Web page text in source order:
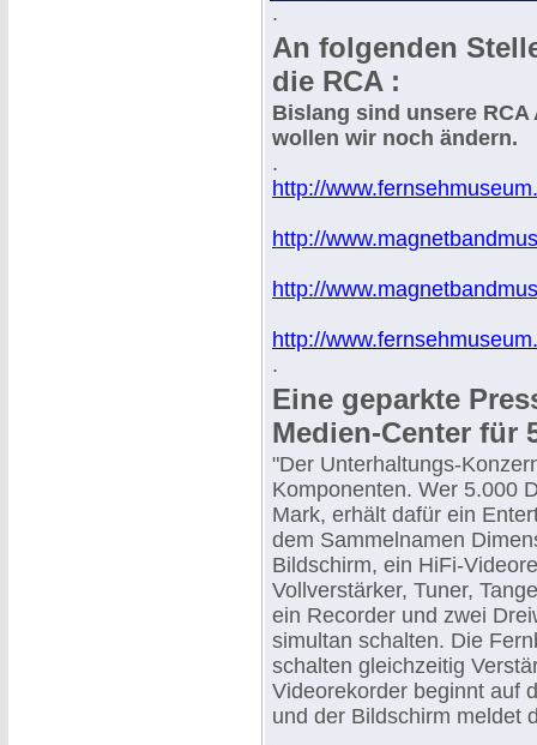
.
An folgenden
die RCA :
Bislang sind unsere
wollen wir noch ändern.
.
http://
http://
http://
http://
.
Eine geparkte
Medien-Center für
"Der Unterhaltungs-
Komponenten. Wer 5.000
Mark, erhält dafür ein
dem Sammelnamen
Bildschirm, ein HiFi-
Vollverstärker, Tuner,
ein Recorder und zwei
simultan schalten. Die
schalten gleichzeitig
Videorekorder beginnt auf
und der Bildschirm meldet